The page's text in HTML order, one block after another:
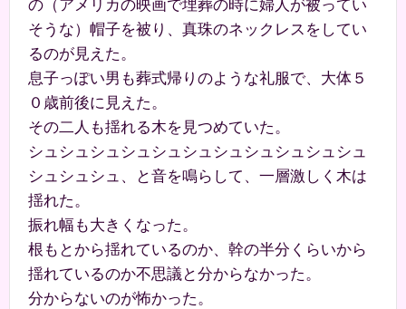
の（アメリカの映画で埋葬の時に婦人が被ってい
そうな）帽子を被り、真珠のネックレスをしてい
るのが見えた。
息子っぽい男も葬式帰りのような礼服で、大体５
０歳前後に見えた。
その二人も揺れる木を見つめていた。
シュシュシュシュシュシュシュシュシュシュシュ
シュシュシュ、と音を鳴らして、一層激しく木は
揺れた。
振れ幅も大きくなった。
根もとから揺れているのか、幹の半分くらいから
揺れているのか不思議と分からなかった。
分からないのが怖かった。